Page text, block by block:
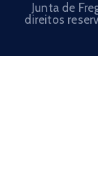
Junta de
direitos